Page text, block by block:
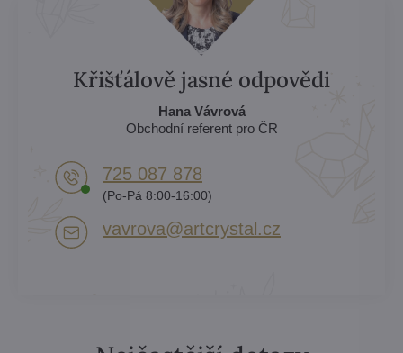
Křišťálově jasné odpovědi
Hana Vávrová
Obchodní referent pro ČR
725 087 878​
(Po-Pá 8:00-16:00)
vavrova​@artcrystal​.cz